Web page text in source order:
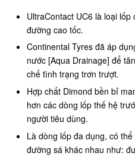
UltraContact UC6 là loại
đường cao tốc.
Continental Tyres đã áp
nước [Aqua Drainage] để
chế tình trạng trơn trượt.
Hợp chất Dimond bền bỉ
hơn các dòng lốp thế hệ
người tiêu dùng.
Là dòng lốp đa dụng, có
đường sá khác nhau như: